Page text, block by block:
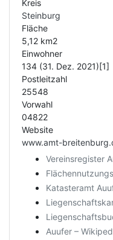
Kreis
Steinburg
Fläche
5,12 km2
Einwohner
134 (31. Dez. 2021)[1]
Postleitzahl
25548
Vorwahl
04822
Website
www.amt-
Vereinsregister
Katasteramt
Auufer –